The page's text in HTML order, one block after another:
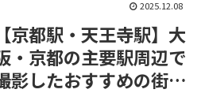
2025.12.08
【京都駅・天王寺駅】大
・京都の主要駅周辺で
影したおすすめの街歩